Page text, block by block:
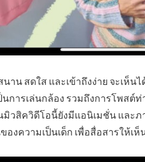
สนาน สดใส และเข้าถึงง่าย จะเ
นการเล่นกล้อง รวมถึงการโพส
มิวสิควิดีโอนี้ยังมีแอนิเมชั่น และ
งความเป็นเด็ก เพื่อสื่อสารให้เ